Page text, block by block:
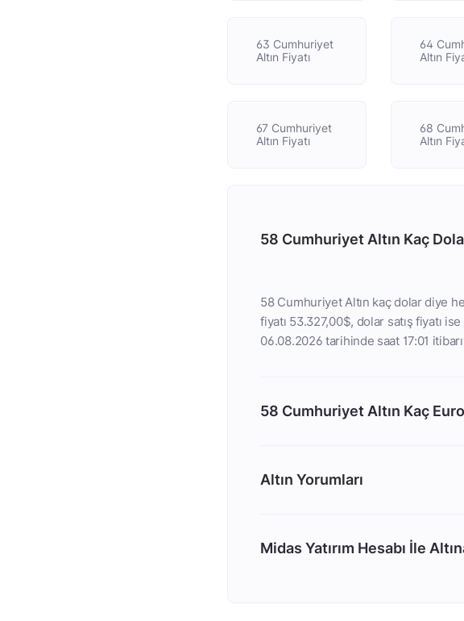
63 Cumhuriyet
Altın Fiyatı
64
Altın
67 Cumhuriyet
Altın Fiyatı
68
Altın
58 Cumhuriyet Altın Kaç
58 Cumhuriyet Altın kaç dolar diye
fiyatı 53.327,00$, dolar satış fiyatı
06.08.2026 tarihinde saat 17:01
58 Cumhuriyet Altın Kaç
Altın Yorumları
Midas Yatırım Hesabı İle